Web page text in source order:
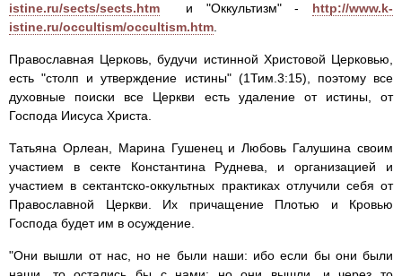
istine.ru/sects/sects.htm и "Оккультизм" - http://www.k-
istine.ru/occultism/occultism.htm.
Православная Церковь, будучи истинной Христовой Церковью,
есть "столп и утверждение истины" (1Тим.3:15), поэтому все
духовные поиски все Церкви есть удаление от истины, от
Господа Иисуса Христа.
Татьяна Орлеан, Марина Гушенец и Любовь Галушина своим
участием в секте Константина Руднева, и организацией и
участием в сектантско-оккультных практиках отлучили себя от
Православной Церкви. Их причащение Плотью и Кровью
Господа будет им в осуждение.
"Они вышли от нас, но не были наши: ибо если бы они были